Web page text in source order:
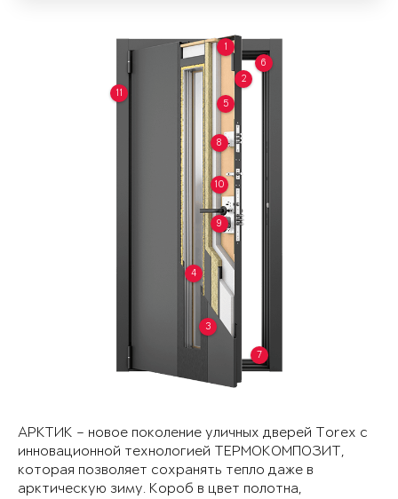
1
2
3
4
5
6
7
8
9
10
11
АРКТИК – новое поколение уличных дверей Torex с
инновационной технологией ТЕРМОКОМПОЗИТ,
которая позволяет сохранять тепло даже в
арктическую зиму. Короб в цвет полотна,